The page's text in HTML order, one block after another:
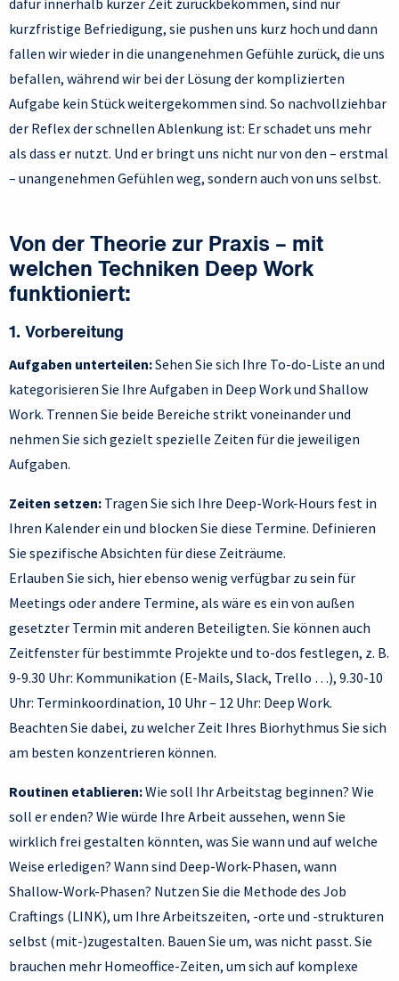
dafür innerhalb kurzer Zeit zurückbekommen, sind nur
kurzfristige Befriedigung, sie pushen uns kurz hoch und dann
fallen wir wieder in die unangenehmen Gefühle zurück, die uns
befallen, während wir bei der Lösung der komplizierten
Aufgabe kein Stück weitergekommen sind. So nachvollziehbar
der Reflex der schnellen Ablenkung ist: Er schadet uns mehr
als dass er nutzt. Und er bringt uns nicht nur von den – erstmal
– unangenehmen Gefühlen weg, sondern auch von uns selbst.
Von der Theorie zur Praxis – mit
welchen Techniken Deep Work
funktioniert:
1. Vorbereitung
Aufgaben unterteilen:Sehen Sie sich Ihre To-do-Liste an und
kategorisieren Sie Ihre Aufgaben in Deep Work und Shallow
Work. Trennen Sie beide Bereiche strikt voneinander und
nehmen Sie sich gezielt spezielle Zeiten für die jeweiligen
Aufgaben.
Zeiten setzen: Tragen Sie sich Ihre Deep-Work-Hours fest in
Ihren Kalender ein und blocken Sie diese Termine. Definieren
Sie spezifische Absichten für diese Zeiträume.
Erlauben Sie sich, hier ebenso wenig verfügbar zu sein für
Meetings oder andere Termine, als wäre es ein von außen
gesetzter Termin mit anderen Beteiligten. Sie können auch
Zeitfenster für bestimmte Projekte und to-dos festlegen, z. B.
9-9.30 Uhr: Kommunikation (E-Mails, Slack, Trello …), 9.30-10
Uhr: Terminkoordination, 10 Uhr – 12 Uhr: Deep Work.
Beachten Sie dabei, zu welcher Zeit Ihres Biorhythmus Sie sich
am besten konzentrieren können.
Routinen etablieren:Wie soll Ihr Arbeitstag beginnen? Wie
soll er enden? Wie würde Ihre Arbeit aussehen, wenn Sie
wirklich frei gestalten könnten, was Sie wann und auf welche
Weise erledigen? Wann sind Deep-Work-Phasen, wann
Shallow-Work-Phasen? Nutzen Sie die Methode des Job
Craftings (LINK), um Ihre Arbeitszeiten, -orte und -strukturen
selbst (mit-)zugestalten. Bauen Sie um, was nicht passt. Sie
brauchen mehr Homeoffice-Zeiten, um sich auf komplexe